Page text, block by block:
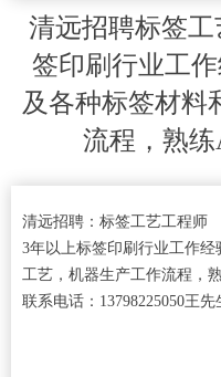
清远招聘标签
签印刷行业工
及各种标签材料
流程，熟练
清远招聘：标签工艺工程师
3年以上标签印刷行业工作
工艺，机器生产工作流程，
联系电话：13798225050王先